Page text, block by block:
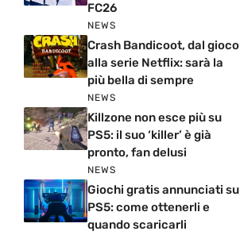
FC26
NEWS
Crash Bandicoot, dal gioco
alla serie Netflix: sarà la
più bella di sempre
NEWS
Killzone non esce più su
PS5: il suo ‘killer’ è già
pronto, fan delusi
NEWS
Giochi gratis annunciati su
PS5: come ottenerli e
quando scaricarli